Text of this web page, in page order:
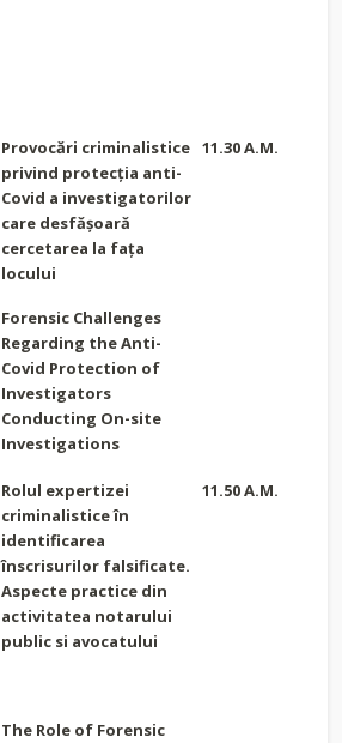
Provocări criminalistice
privind protecția anti-
Covid a investigatorilor
care desfășoară
cercetarea la fața
locului
Forensic Challenges
Regarding the Anti-
Covid Protection of
Investigators
Conducting On-site
Investigations
11.30 A.M.
Rolul expertizei
criminalistice în
identificarea
înscrisurilor falsificate.
Aspecte practice din
activitatea notarului
public si avocatului
The Role of Forensic
11.50 A.M.